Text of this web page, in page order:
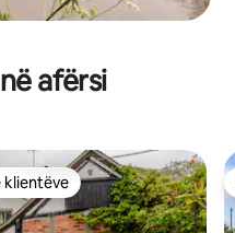
afërsi
zgjedhjeve të klientëve
klientëve